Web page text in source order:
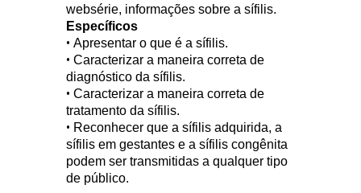
websérie, informações sobre a sífilis.
Específicos
•Apresentar o que é a sífilis.
•Caracterizar a maneira correta de
diagnóstico da sífilis.
•Caracterizar a maneira correta de
tratamento da sífilis.
• Reconhecer que a sífilis adquirida, a
sífilis em gestantes e a sífilis congênita
podem ser transmitidas a qualquer tipo
de público.